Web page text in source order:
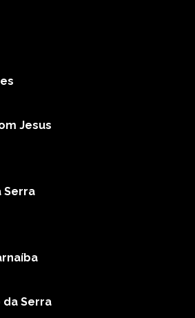
Jesus
Serra
da Serra